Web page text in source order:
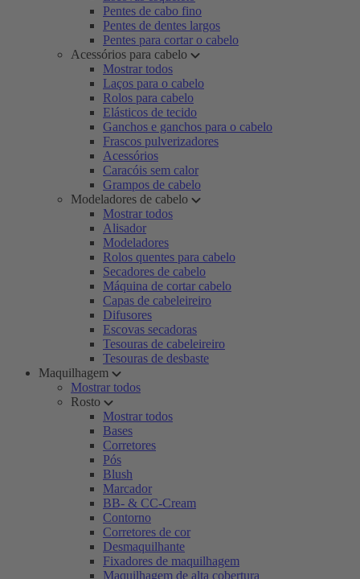
Pentes de cabo fino
Pentes de dentes largos
Pentes para cortar o cabelo
Acessórios para cabelo
Mostrar todos
Laços para o cabelo
Rolos para cabelo
Elásticos de tecido
Ganchos e ganchos para o cabelo
Frascos pulverizadores
Acessórios
Caracóis sem calor
Grampos de cabelo
Modeladores de cabelo
Mostrar todos
Alisador
Modeladores
Rolos quentes para cabelo
Secadores de cabelo
Máquina de cortar cabelo
Capas de cabeleireiro
Difusores
Escovas secadoras
Tesouras de cabeleireiro
Tesouras de desbaste
Maquilhagem
Mostrar todos
Rosto
Mostrar todos
Bases
Corretores
Pós
Blush
Marcador
BB- & CC-Cream
Contorno
Corretores de cor
Desmaquilhante
Fixadores de maquilhagem
Maquilhagem de alta cobertura